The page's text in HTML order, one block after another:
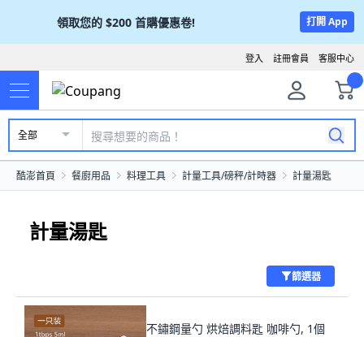
領取您的 $200 首購優惠卷! 打開 App
客服中心
註冊會員
登入
全部
酷澎首頁 餐廚用品 料理工具 計量工具/磅秤/計時器 計量湯匙
計量湯匙
篩選器
不鏽鋼量勺 烘焙調料匙 咖啡勺, 1個